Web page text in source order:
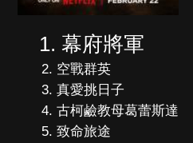
幕府將軍
空戰群英
真愛挑日子
古柯鹼教母葛蕾斯達
致命旅途